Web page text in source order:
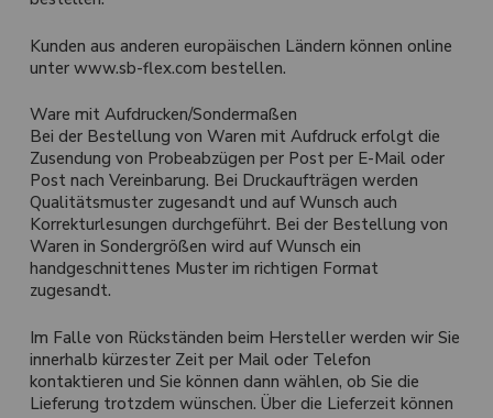
Kunden aus anderen europäischen Ländern können online
unter www.sb-flex.com bestellen.
Ware mit Aufdrucken/Sondermaßen
Bei der Bestellung von Waren mit Aufdruck erfolgt die
Zusendung von Probeabzügen per Post per E-Mail oder
Post nach Vereinbarung. Bei Druckaufträgen werden
Qualitätsmuster zugesandt und auf Wunsch auch
Korrekturlesungen durchgeführt. Bei der Bestellung von
Waren in Sondergrößen wird auf Wunsch ein
handgeschnittenes Muster im richtigen Format
zugesandt.
Im Falle von Rückständen beim Hersteller werden wir Sie
innerhalb kürzester Zeit per Mail oder Telefon
kontaktieren und Sie können dann wählen, ob Sie die
Lieferung trotzdem wünschen. Über die Lieferzeit können